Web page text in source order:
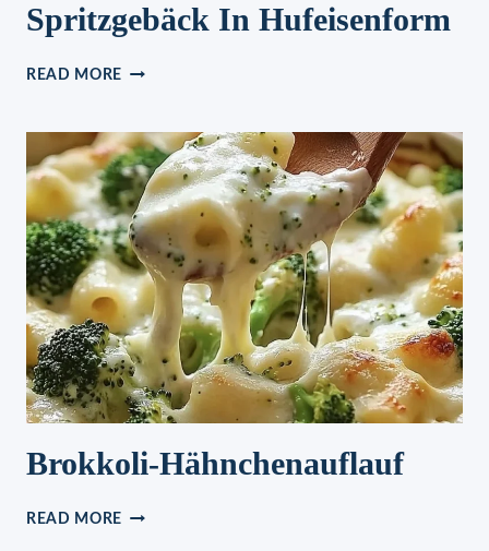
Spritzgebäck In Hufeisenform
READ MORE MIT
SPRITZGEBÄCK
IN
HUFEISENFORM
Brokkoli-Hähnchenauflauf
READ MORE BROKKOLI-